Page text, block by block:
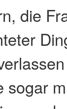
die
sogar